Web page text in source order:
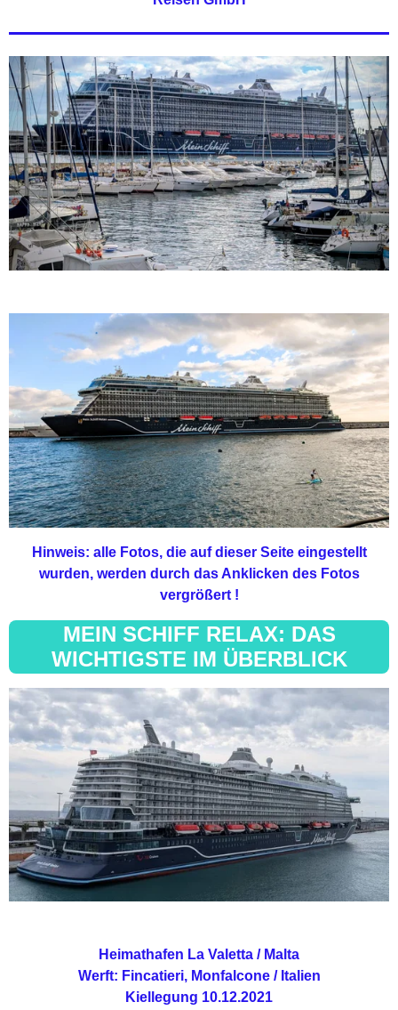
Hinweis: alle Fotos, die auf dieser Seite eingestellt
wurden, werden durch das Anklicken des Fotos
vergrößert !
MEIN SCHIFF RELAX: DAS
WICHTIGSTE IM ÜBERBLICK
Heimathafen La Valetta / Malta
Werft: Fincatieri, Monfalcone / Italien
Kiellegung 10.12.2021